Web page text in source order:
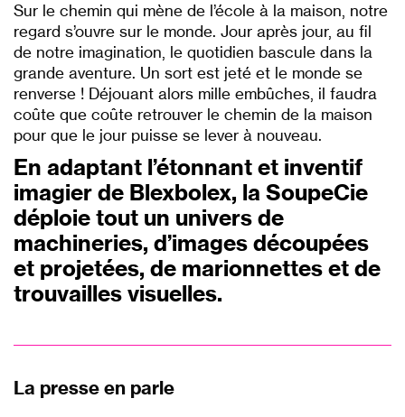
Sur le chemin qui mène de l’école à la maison, notre
regard s’ouvre sur le monde. Jour après jour, au fil
de notre imagination, le quotidien bascule dans la
grande aventure. Un sort est jeté et le monde se
renverse ! Déjouant alors mille embûches, il faudra
coûte que coûte retrouver le chemin de la maison
pour que le jour puisse se lever à nouveau.
En adaptant l’étonnant et inventif
imagier de Blexbolex, la SoupeCie
déploie tout un univers de
machineries, d’images découpées
et projetées, de marionnettes et de
trouvailles visuelles.
La presse en parle